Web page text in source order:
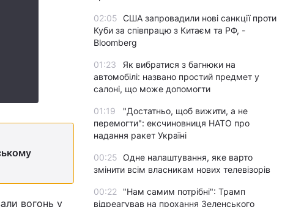
вогонь у
02:05 США запровадили нові санкції проти
Куби за співпрацю з Китаєм та РФ, -
Bloomberg
01:23
Як вибратися з багнюки на
автомобілі: названо простий предмет у
салоні, що може допомогти
01:19
"Достатньо, щоб вижити, а не
перемогти": ексчиновниця НАТО про
надання ракет Україні
00:25 Одне налаштування, яке варто
змінити всім власникам нових телевізорів
00:22
"Нам самим потрібні": Трамп
відреагував на прохання Зеленського